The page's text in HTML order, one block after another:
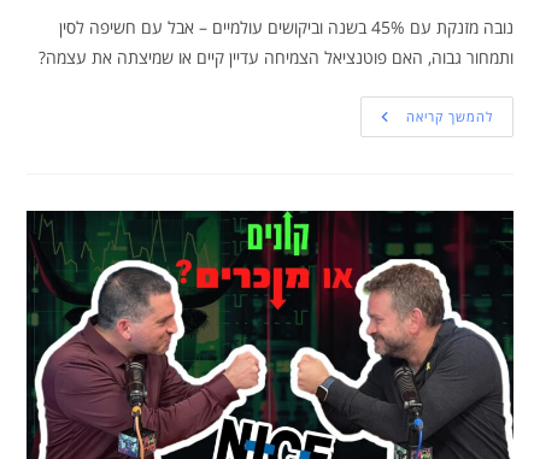
נובה מזנקת עם 45% בשנה וביקושים עולמיים – אבל עם חשיפה לסין
ותמחור גבוה, האם פוטנציאל הצמיחה עדיין קיים או שמיצתה את עצמה?
להמשך קריאה